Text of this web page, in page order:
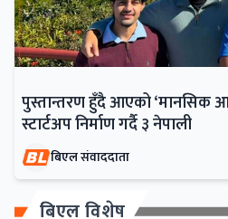
पुस्तान्तरण हुँदै आएको ‘मानसिक
स्टार्टअप निर्माण गर्दै ३ नेपाली
बिएल संवाददाता
बिएल विशेष